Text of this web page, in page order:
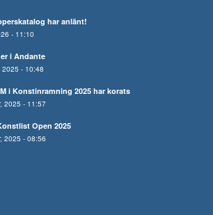
har anlänt!
- 11:10
i Andante
2025 - 10:48
i Konstinramning 2025 har korats
2025 - 11:57
Open 2025
2025 - 08:56